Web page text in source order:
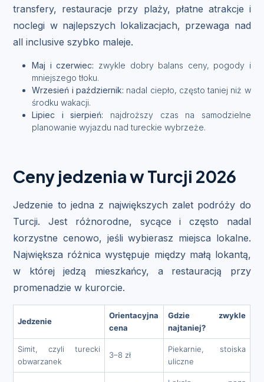
transfery, restauracje przy plaży, płatne atrakcje i
noclegi w najlepszych lokalizacjach, przewaga nad
all inclusive szybko maleje.
Maj i czerwiec: zwykle dobry balans ceny, pogody i
mniejszego tłoku.
Wrzesień i październik: nadal ciepło, często taniej niż w
środku wakacji.
Lipiec i sierpień: najdroższy czas na samodzielne
planowanie wyjazdu nad tureckie wybrzeże.
Ceny jedzenia w Turcji 2026
Jedzenie to jedna z największych zalet podróży do
Turcji. Jest różnorodne, sycące i często nadal
korzystne cenowo, jeśli wybierasz miejsca lokalne.
Największa różnica występuje między małą lokantą,
w której jedzą mieszkańcy, a restauracją przy
promenadzie w kurorcie.
Jedzenie
Orientacyjna
cena
Gdzie zwykle
najtaniej?
Simit, czyli turecki
obwarzanek
3–8 zł
Piekarnie, stoiska
uliczne